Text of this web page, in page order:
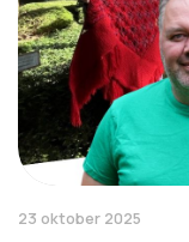
23 oktober 2025